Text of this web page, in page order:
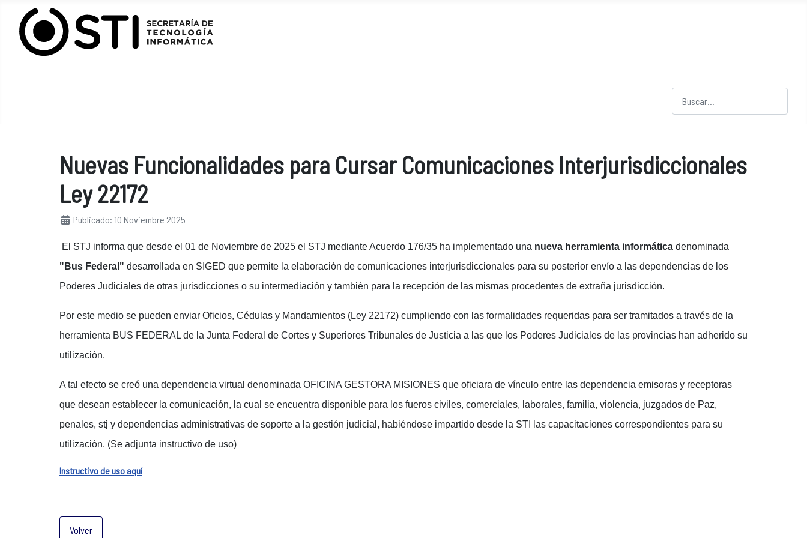
Nuevas Funcionalidades para Cursar Comunicaciones Interjurisdiccionales
Ley 22172
DetallesPublicado: 10 Noviembre 2025
El STJ informa que desde el 01 de Noviembre de 2025 el STJ mediante Acuerdo 176/35 ha implementado una nueva herramienta informáticadenominada
"Bus Federal" desarrollada en SIGED que permite la elaboración de comunicaciones interjurisdiccionales para su posterior envío a las dependencias de los
Poderes Judiciales de otras jurisdicciones o su intermediación y también para la recepción de las mismas procedentes de extraña jurisdicción.
Por este medio se pueden enviar Oficios, Cédulas y Mandamientos (Ley 22172) cumpliendo con las formalidades requeridas para ser tramitados a través de la
herramienta BUS FEDERAL de la Junta Federal de Cortes y Superiores Tribunales de Justicia a las que los Poderes Judiciales de las provincias han adherido su
utilización.
A tal efecto se creó una dependencia virtual denominada OFICINA GESTORA MISIONES que oficiara de vínculo entre las dependencia emisoras y receptoras
que desean establecer la comunicación, la cual se encuentra disponible para los fueros civiles, comerciales, laborales, familia, violencia, juzgados de Paz,
penales, stj y dependencias administrativas de soporte a la gestión judicial, habiéndose impartido desde la STI las capacitaciones correspondientes para su
utilización. (Se adjunta instructivo de uso)
Instructivo de uso aquí
Volver